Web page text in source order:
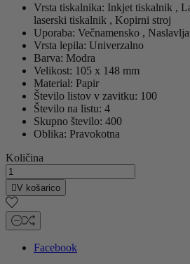
Vrsta tiskalnika: Inkjet tiskalnik ,
laserski tiskalnik , Kopirni stroj
Uporaba: Večnamensko ,
Vrsta lepila: Univerzalno
Barva: Modra
Velikost: 105 x 148 mm
Material: Papir
Število listov v zavitku: 100
Število na listu: 4
Skupno število: 400
Oblika: Pravokotna
Količina
V košarico
Facebook